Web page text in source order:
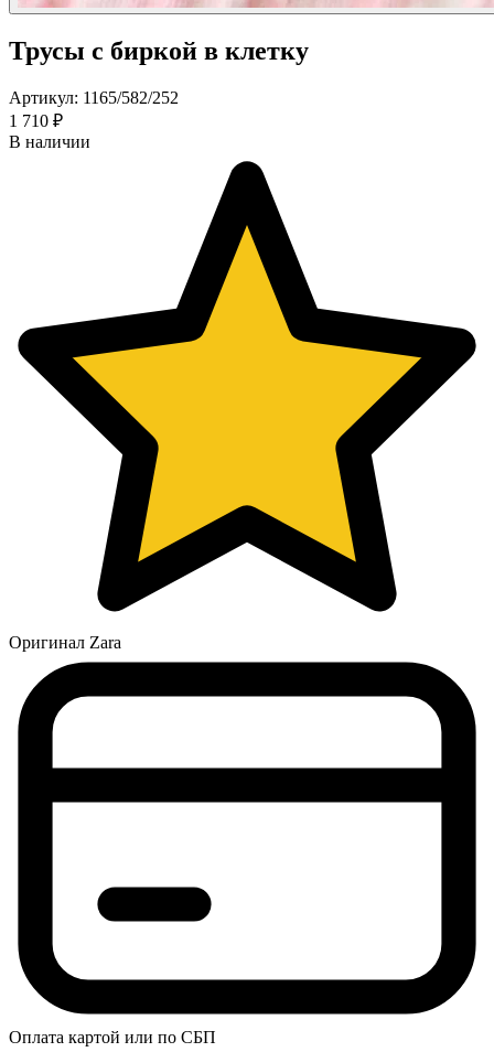
Трусы с биркой в клетку
Артикул: 1165/582/252
1 710 ₽
В наличии
Оригинал Zara
Оплата картой или по СБП